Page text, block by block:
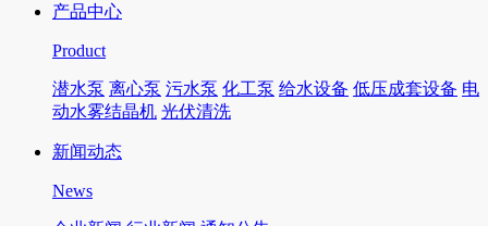
产品中心
Product
潜水泵 离心泵 污水泵 化工泵 给水设备 低压成套设备 电
动水雾结晶机 光伏清洗
新闻动态
News